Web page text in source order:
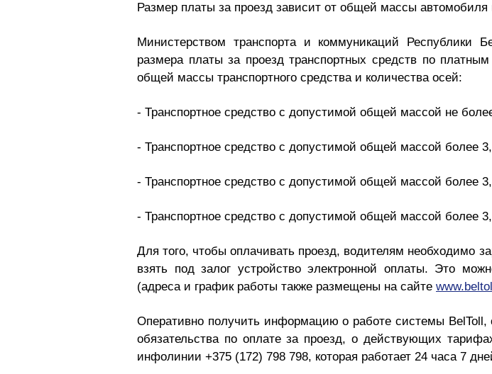
Размер платы за проезд зависит от общей массы автомобиля
Министерством транспорта и коммуникаций Республики
размера платы за проезд транспортных средств по
общей массы транспортного средства и количества осей:
- Транспортное средство с допустимой общей массой не
- Транспортное средство с допустимой общей массой более
- Транспортное средство с допустимой общей массой более
- Транспортное средство с допустимой общей массой более
Для того, чтобы оплачивать проезд, водителям необходимо
взять под залог устройство электронной оплаты. Это
(адреса и график работы также размещены на сайте
Оперативно получить информацию о работе системы BelToll,
обязательства по оплате за проезд, о действующих
инфолинии +375 (172) 798 798, которая работает 24 часа 7